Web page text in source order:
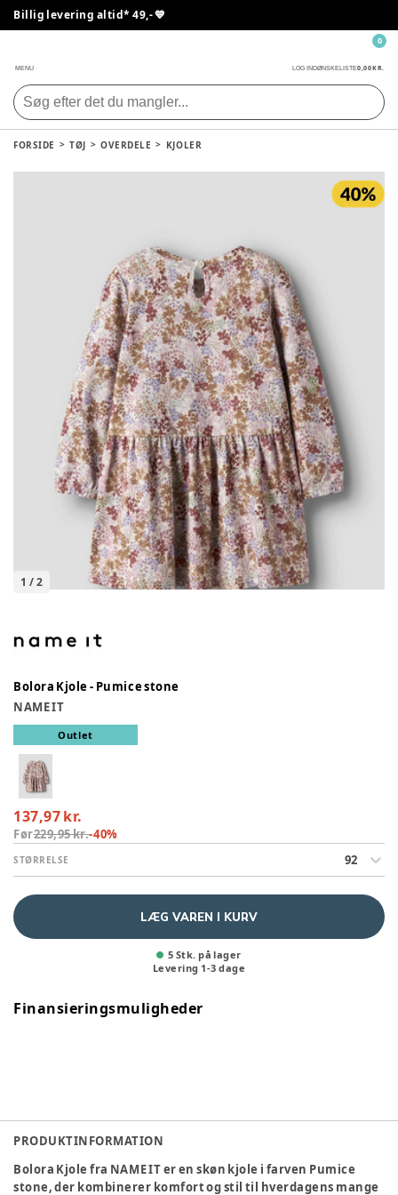
Billig levering altid* 49,- 💙
MENU LOG INDØNSKELISTE0,00 KR.
0
FORSIDE TØJ OVERDELE KJOLER
1 /2
Bolora Kjole - Pumice stone
NAME IT
Outlet
137,97 kr.
Før229,95 kr.-40%
STØRRELSE 92
LÆG VAREN I KURV
5 Stk. på lager
Levering 1-3 dage
Finansieringsmuligheder
PRODUKTINFORMATION
Bolora Kjole fra NAME IT er en skøn kjole i farven Pumice
stone, der kombinerer komfort og stil til hverdagens mange